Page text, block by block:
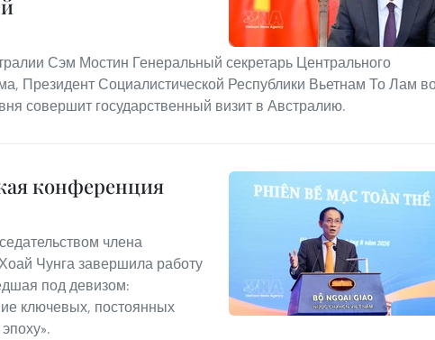
Сэм Мостин Генеральный секретарь Центрального
Президент Социалистической Республики Вьетнам То Лам
совершит государственный визит в Австралию.
конференция
члена
Чунга завершила работу
под девизом:
ключевых, постоянных